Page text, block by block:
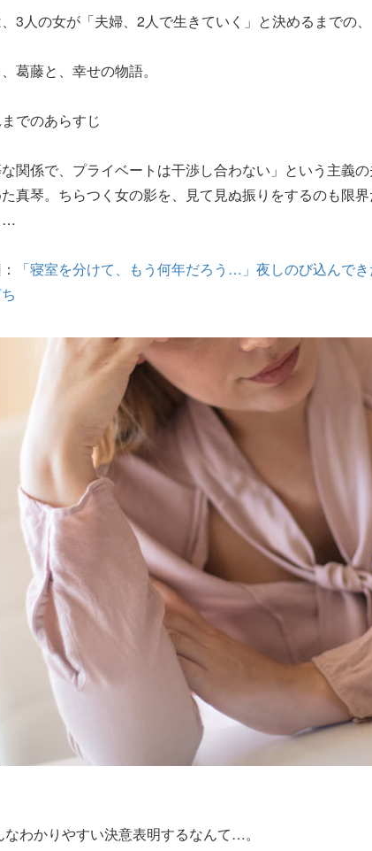
3人の女が「夫婦、2人で生きていく」と決めるまでの、
葛藤と、幸せの物語。
でのあらすじ
な関係で、プライベートは干渉し合わない」という主義
真琴。ちらつく女の影を、見て見ぬ振りをするのも限
…
「寝室を分けて、もう何年だろう…」夜しのび込んで
わかりやすい決意表明するなんて…。